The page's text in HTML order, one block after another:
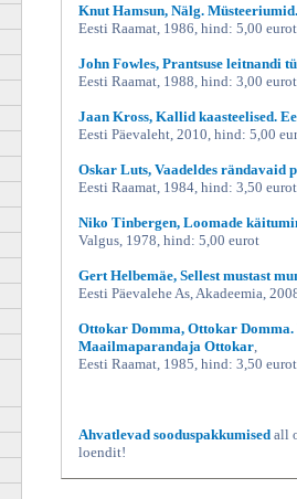
Knut Hamsun, Nälg.
Eesti Raamat, 1986, hind: 5,00 eurot
John Fowles, Prantsuse leitnandi
Eesti Raamat, 1988, hind: 3,00 eurot
Jaan Kross, Kallid kaasteelised.
Eesti Päevaleht, 2010, hind: 5,00
Oskar Luts, Vaadeldes rändavaid
Eesti Raamat, 1984, hind: 3,50 eurot
Niko Tinbergen, Loomade
Valgus, 1978, hind: 5,00 eurot
Gert Helbemäe, Sellest mustast
Eesti Päevalehe As, Akadeemia,
Ottokar Domma, Ottokar
Maailmaparandaja Ottokar
Eesti Raamat, 1985, hind: 3,50 eurot
Ahvatlevad sooduspakkumised all
loendit!